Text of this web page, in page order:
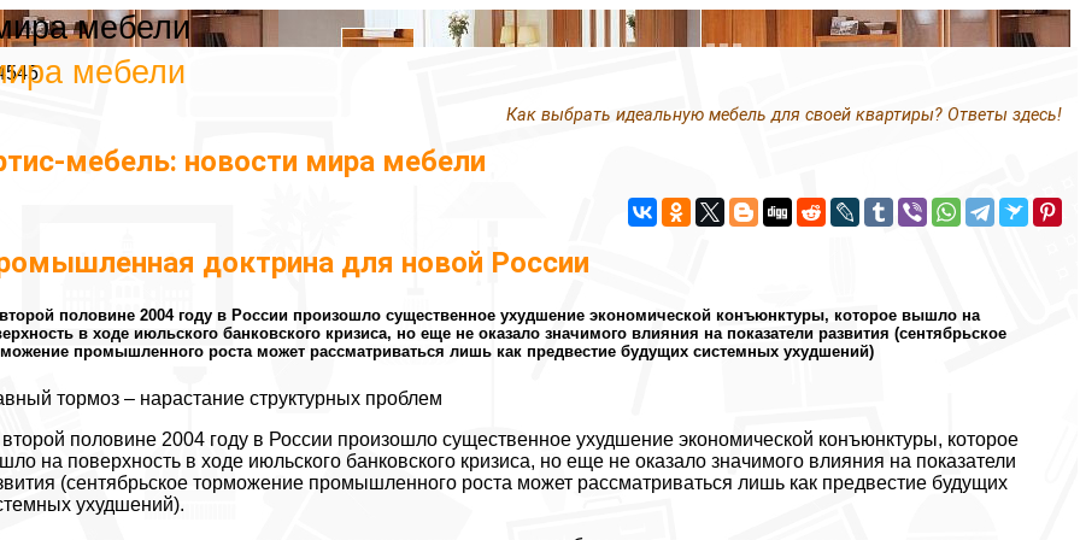
мебели
мебели
Как выбрать идеальную мебель для своей квартиры? Ответы здесь!
мебель: новости мира мебели
доктрина для новой России
половине 2004 году в России произошло существенное ухудшение экономической конъюнктуры, которое вышло на
в ходе июльского банковского кризиса, но еще не оказало значимого влияния на показатели развития (сентябрьское
промышленного роста может рассматриваться лишь как предвестие будущих системных ухудшений)
тормоз – нарастание структурных проблем
половине 2004 году в России произошло существенное ухудшение экономической конъюнктуры, которое
на поверхность в ходе июльского банковского кризиса, но еще не оказало значимого влияния на показатели
(сентябрьское торможение промышленного роста может рассматриваться лишь как предвестие будущих
ухудшений).